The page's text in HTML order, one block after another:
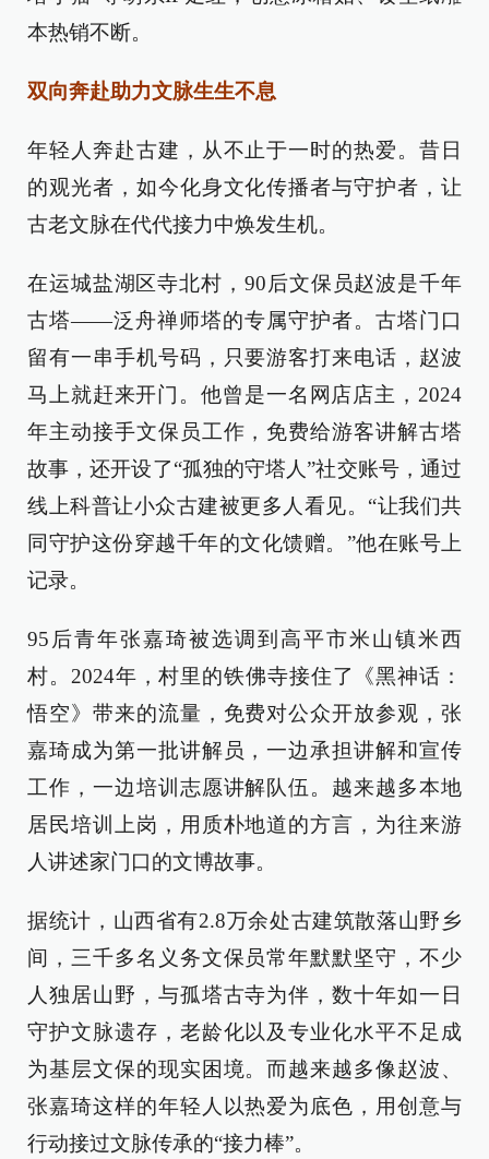
本热销不断。
双向奔赴助力文脉生生不息
年轻人奔赴古建，从不止于一时的热爱。昔日
的观光者，如今化身文化传播者与守护者，让
古老文脉在代代接力中焕发生机。
在运城盐湖区寺北村，90后文保员赵波是千年
古塔——泛舟禅师塔的专属守护者。古塔门口
留有一串手机号码，只要游客打来电话，赵波
马上就赶来开门。他曾是一名网店店主，2024
年主动接手文保员工作，免费给游客讲解古塔
故事，还开设了“孤独的守塔人”社交账号，通过
线上科普让小众古建被更多人看见。“让我们共
同守护这份穿越千年的文化馈赠。”他在账号上
记录。
95后青年张嘉琦被选调到高平市米山镇米西
村。2024年，村里的铁佛寺接住了《黑神话：
悟空》带来的流量，免费对公众开放参观，张
嘉琦成为第一批讲解员，一边承担讲解和宣传
工作，一边培训志愿讲解队伍。越来越多本地
居民培训上岗，用质朴地道的方言，为往来游
人讲述家门口的文博故事。
据统计，山西省有2.8万余处古建筑散落山野乡
间，三千多名义务文保员常年默默坚守，不少
人独居山野，与孤塔古寺为伴，数十年如一日
守护文脉遗存，老龄化以及专业化水平不足成
为基层文保的现实困境。而越来越多像赵波、
张嘉琦这样的年轻人以热爱为底色，用创意与
行动接过文脉传承的“接力棒”。